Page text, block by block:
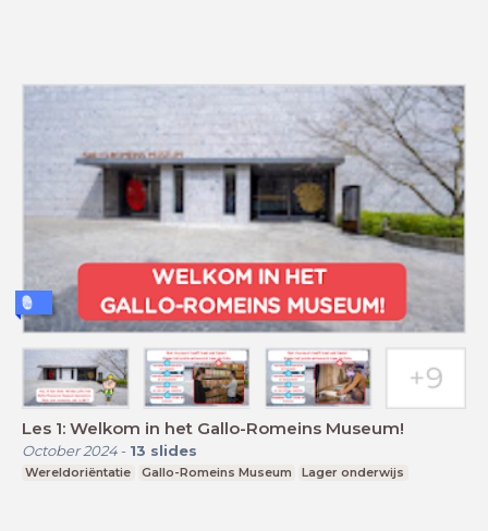
Les 1: Welkom in het Gallo-Romeins Museum!
October 2024- 13 slides
Wereldoriëntatie Gallo-Romeins Museum Lager onderwijs